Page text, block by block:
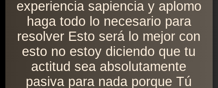
experiencia sapiencia y aplomo
haga todo lo necesario para
resolver Esto será lo mejor con
esto no estoy diciendo que tu
actitud sea absolutamente
pasiva para nada porque Tú